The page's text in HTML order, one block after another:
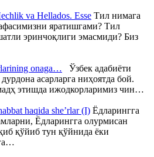
va Hellados. Esse Тил нимага
яратишгами? Тил
эринчоқлиги эмасмиди? Биз
onaga… Ўзбек адабиёти
асарларга ниҳоятда бой.
этишда ижодкорларимиз чин…
haqida she’rlar (I) Ёдларингга
Ёдларингга олурмисан
қўйиб тун қўйнида ёки